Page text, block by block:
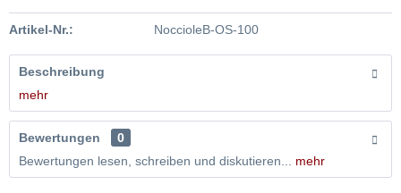
Artikel-Nr.: NoccioleB-OS-100
Beschreibung
mehr
Bewertungen
0
Bewertungen lesen, schreiben und diskutieren...
mehr